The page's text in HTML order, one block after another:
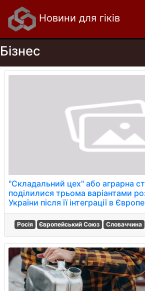
Новини для гіків
Бізнес
"Складальний цех" або аграрна
поділилися трьома варіантами
України після її інтеграції в
Росія Європейський Союз Словаччина